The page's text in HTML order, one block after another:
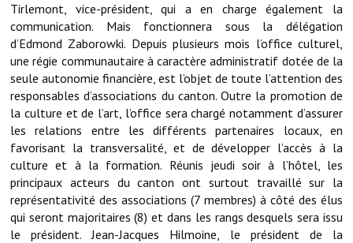
Elus et agents
L'équipe municipale
Le personnel municipal
Les moyens financiers
Note de synthèse financière
Rapport d'orientation budgétaire
Actions et projets
Projets et travaux en cours
Tirlemont, vice-président, qui a en charge également la
communication. Mais fonctionnera sous la délégation
d’Edmond Zaborowki. Depuis plusieurs mois l’office culturel,
une régie communautaire à caractère administratif dotée de la
seule autonomie financière, est l’objet de toute l’attention des
responsables d’associations du canton. Outre la promotion de
la culture et de l’art, l’office sera chargé notamment d’assurer
les relations entre les différents partenaires locaux, en
favorisant la transversalité, et de développer l’accès à la
culture et à la formation. Réunis jeudi soir à l’hôtel, les
principaux acteurs du canton ont surtout travaillé sur la
représentativité des associations (7 membres) à côté des élus
qui seront majoritaires (8) et dans les rangs desquels sera issu
le président. Jean-Jacques Hilmoine, le président de la